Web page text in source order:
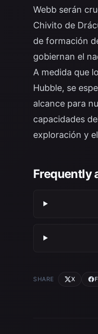
Webb serán
Chivito de
de formación
gobiernan el
A medida que
Hubble, se
alcance para
capacidades
exploración y
Frequently
SHARE X